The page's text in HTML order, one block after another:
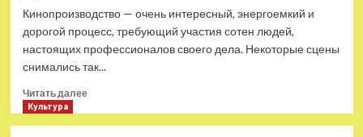
настроение
осенью
Кинопроизводство — очень интересный, энергоемкий и
дорогой процесс, требующий участия сотен людей,
настоящих профессионалов своего дела. Некоторые сцены
снимались так...
Читать далееПрочитать
Культура